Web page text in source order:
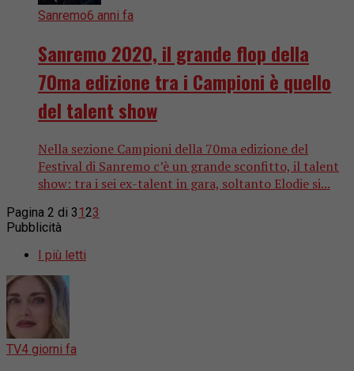
Sanremo6 anni fa
Sanremo 2020, il grande flop della
70ma edizione tra i Campioni è quello
del talent show
Nella sezione Campioni della 70ma edizione del
Festival di Sanremo c’è un grande sconfitto, il talent
show: tra i sei ex-talent in gara, soltanto Elodie si...
Pagina 2 di 31 23
Pubblicità
I più letti
TV4 giorni fa